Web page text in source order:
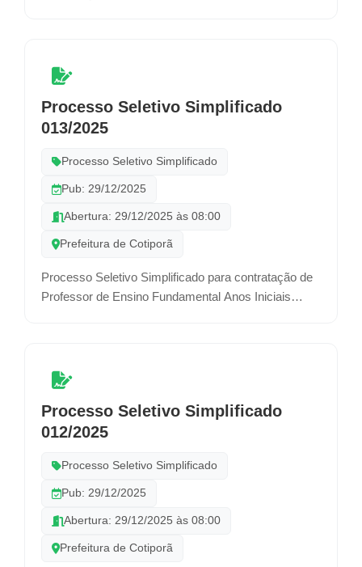
Processo Seletivo Simplificado
013/2025
Processo Seletivo Simplificado
Pub: 29/12/2025
Abertura: 29/12/2025 às 08:00
Prefeitura de Cotiporã
Processo Seletivo Simplificado para contratação de
Professor de Ensino Fundamental Anos Iniciais
Processo Seletivo Simplificado
012/2025
Processo Seletivo Simplificado
Pub: 29/12/2025
Abertura: 29/12/2025 às 08:00
Prefeitura de Cotiporã